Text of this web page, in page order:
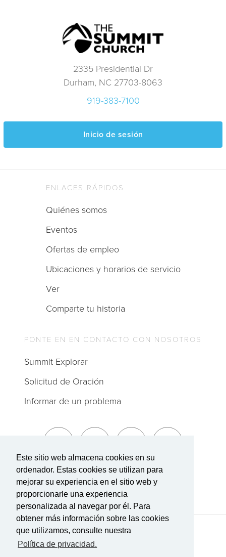
Este sitio web almacena cookies en su
ordenador. Estas cookies se utilizan para
mejorar su experiencia en el sitio web y
proporcionarle una experiencia
personalizada al navegar por él. Para
obtener más información sobre las cookies
que utilizamos, consulte nuestra
Política de privacidad.
2335 Presidential Dr
Durham, NC 27703-8063
919-383-7100
Inicio de sesión
Suscríbete a The Summit
ENLACES RÁPIDOS
Quiénes somos
Eventos
Ofertas de empleo
Ubicaciones y horarios de servicio
Ver
Comparte tu historia
PONTE EN EN CONTACTO CON NOSOTROS
Summit Explorar
Solicitud de Oración
Informar de un problema
Términos de Servicio|Política de privacidad
Transparencia en la cobertura